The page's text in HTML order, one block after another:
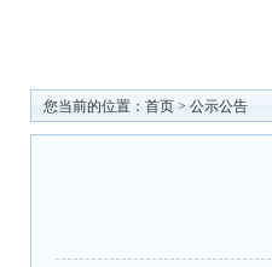
您当前的位置： 首页 > 公示公告